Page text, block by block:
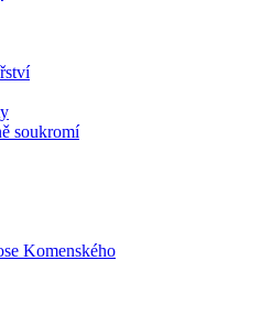
soukromí
Komenského